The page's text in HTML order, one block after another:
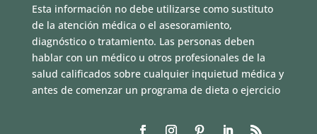
Esta información no debe utilizarse como sustituto
de la atención médica o el asesoramiento,
diagnóstico o tratamiento. Las personas deben
hablar con un médico u otros profesionales de la
salud calificados sobre cualquier inquietud médica y
antes de comenzar un programa de dieta o ejercicio